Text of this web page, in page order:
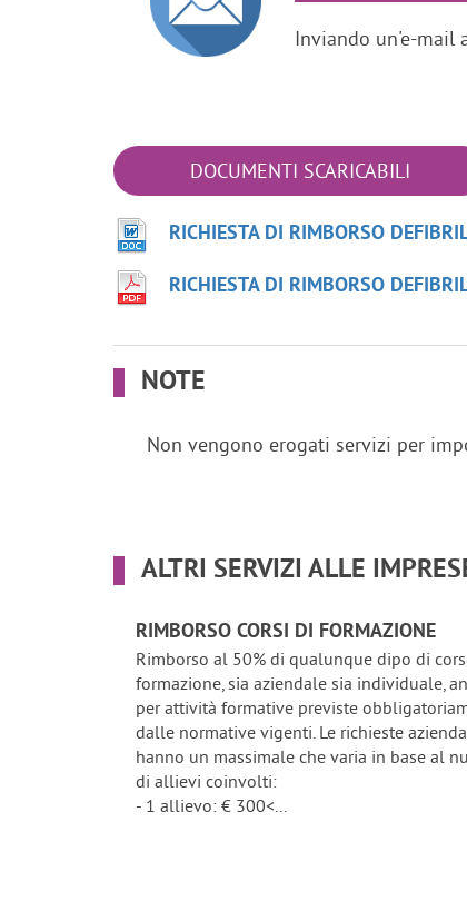
Inviando un'e-mail
DOCUMENTI SCARICABILI
RICHIESTA DI RIMBORSO
RICHIESTA DI RIMBORSO
NOTE
Non vengono erogati servizi per
ALTRI SERVIZI ALLE
RIMBORSO CORSI DI FORMAZIONE
Rimborso al 50% di qualunque dipo di
formazione, sia aziendale sia individuale,
per attività formative previste
dalle normative vigenti. Le richieste
hanno un massimale che varia in base al
di allievi coinvolti:
- 1 allievo: € 300<...